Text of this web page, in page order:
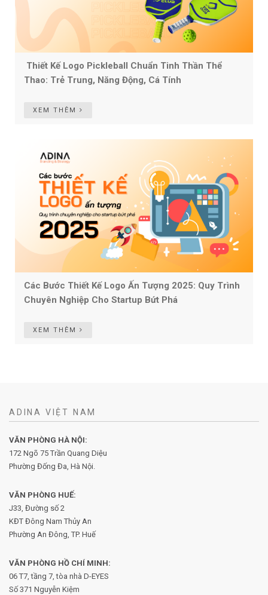
Thiết Kế Logo Pickleball Chuẩn Tinh Thần Thể
Thao: Trẻ Trung, Năng Động, Cá Tính
XEM THÊM
Các Bước Thiết Kế Logo Ấn Tượng 2025: Quy Trình
Chuyên Nghiệp Cho Startup Bứt Phá
XEM THÊM
ADINA VIỆT NAM
VĂN PHÒNG HÀ NỘI:
172 Ngõ 75 Trần Quang Diệu
Phường Đống Đa, Hà Nội.
VĂN PHÒNG HUẾ:
J33, Đường số 2
KĐT Đông Nam Thủy An
Phường An Đông, TP. Huế
VĂN PHÒNG HỒ CHÍ MINH:
06 T7, tầng 7, tòa nhà D-EYES
Số 371 Nguyễn Kiệm